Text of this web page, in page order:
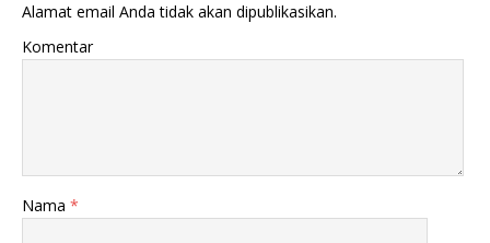
Alamat email Anda tidak akan dipublikasikan.
Komentar
Nama *